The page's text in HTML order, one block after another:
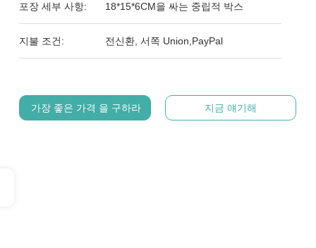
포장 세부 사항: 18*15*6CM을 싸는 중립적 박스
지불 조건: 전신환, 서쪽 Union,PayPal
가장 좋은 가격 을 구하라 지금 얘기해